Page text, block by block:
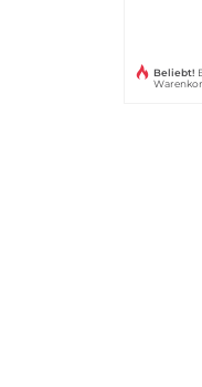
Beliebt!